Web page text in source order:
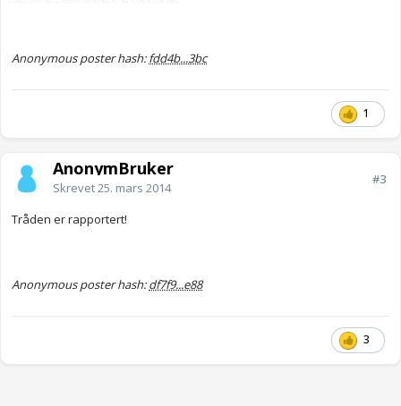
Anonymous poster hash:fdd4b...3bc
1
AnonymBruker
Skrevet25. mars 2014
#3
Tråden er rapportert!
Anonymous poster hash:df7f9...e88
3